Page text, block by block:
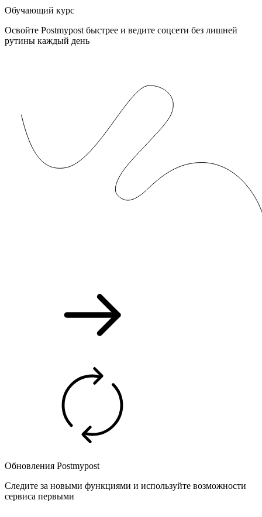
Обучающий курс
Освойте Postmypost быстрее и ведите соцсети без лишней
рутины каждый день
Обновления Postmypost
Следите за новыми функциями и используйте возможности
сервиса первыми